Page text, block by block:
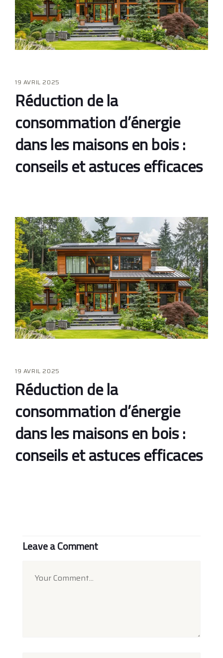
19 AVRIL 2025
Réduction de la
consommation d’énergie
dans les maisons en bois :
conseils et astuces efficaces
19 AVRIL 2025
Réduction de la
consommation d’énergie
dans les maisons en bois :
conseils et astuces efficaces
Leave a Comment